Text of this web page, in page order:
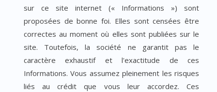
sur ce site internet (« Informations ») sont
proposées de bonne foi. Elles sont censées être
correctes au moment où elles sont publiées sur le
site. Toutefois, la société ne garantit pas le
caractère exhaustif et l'exactitude de ces
Informations. Vous assumez pleinement les risques
liés au crédit que vous leur accordez. Ces